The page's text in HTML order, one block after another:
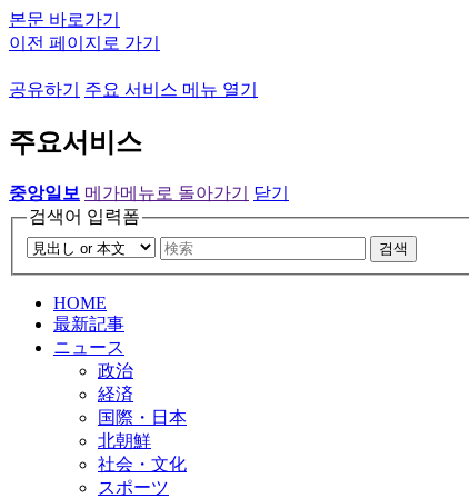
본문 바로가기
이전 페이지로 가기
공유하기 주요 서비스 메뉴 열기
주요서비스
중앙일보 메가메뉴로 돌아가기
닫기
검색어 입력폼
검색
HOME
最新記事
ニュース
政治
経済
国際・日本
北朝鮮
社会・文化
スポーツ